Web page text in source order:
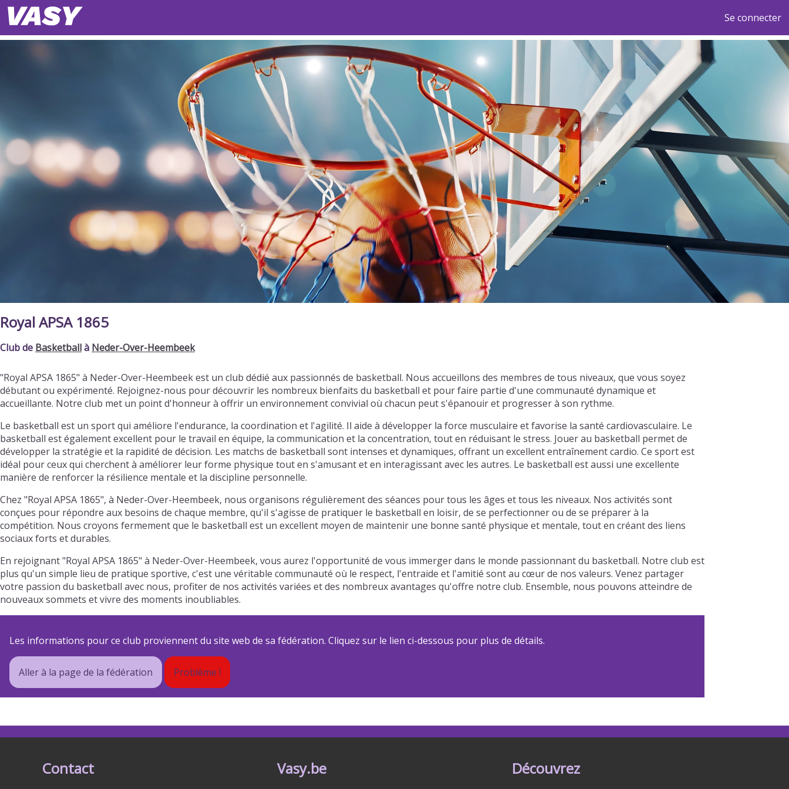
Se connecter
Royal APSA 1865
Club de Basketballà Neder-Over-Heembeek
"Royal APSA 1865" à Neder-Over-Heembeek est un club dédié aux passionnés de basketball. Nous accueillons des membres de tous niveaux, que vous soyez
débutant ou expérimenté. Rejoignez-nous pour découvrir les nombreux bienfaits du basketball et pour faire partie d'une communauté dynamique et
accueillante. Notre club met un point d'honneur à offrir un environnement convivial où chacun peut s'épanouir et progresser à son rythme.
Le basketball est un sport qui améliore l'endurance, la coordination et l'agilité. Il aide à développer la force musculaire et favorise la santé cardiovasculaire. Le
basketball est également excellent pour le travail en équipe, la communication et la concentration, tout en réduisant le stress. Jouer au basketball permet de
développer la stratégie et la rapidité de décision. Les matchs de basketball sont intenses et dynamiques, offrant un excellent entraînement cardio. Ce sport est
idéal pour ceux qui cherchent à améliorer leur forme physique tout en s'amusant et en interagissant avec les autres. Le basketball est aussi une excellente
manière de renforcer la résilience mentale et la discipline personnelle.
Chez "Royal APSA 1865", à Neder-Over-Heembeek, nous organisons régulièrement des séances pour tous les âges et tous les niveaux. Nos activités sont
conçues pour répondre aux besoins de chaque membre, qu'il s'agisse de pratiquer le basketball en loisir, de se perfectionner ou de se préparer à la
compétition. Nous croyons fermement que le basketball est un excellent moyen de maintenir une bonne santé physique et mentale, tout en créant des liens
sociaux forts et durables.
En rejoignant "Royal APSA 1865" à Neder-Over-Heembeek, vous aurez l'opportunité de vous immerger dans le monde passionnant du basketball. Notre club est
plus qu'un simple lieu de pratique sportive, c'est une véritable communauté où le respect, l'entraide et l'amitié sont au cœur de nos valeurs. Venez partager
votre passion du basketball avec nous, profiter de nos activités variées et des nombreux avantages qu'offre notre club. Ensemble, nous pouvons atteindre de
nouveaux sommets et vivre des moments inoubliables.
Les informations pour ce club proviennent du site web de sa fédération. Cliquez sur le lien ci-dessous pour plus de détails.
Aller à la page de la fédération Problème !
Contact Vasy.be Découvrez